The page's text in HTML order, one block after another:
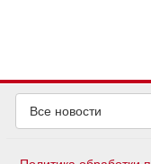
Все новости